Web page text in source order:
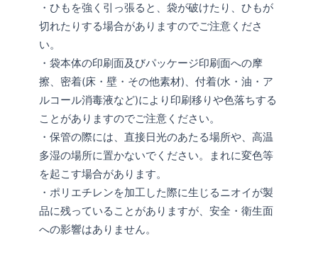
・ひもを強く引っ張ると、袋が破けたり、ひもが
切れたりする場合がありますのでご注意くださ
い。
・袋本体の印刷面及びパッケージ印刷面への摩
擦、密着(床・壁・その他素材)、付着(水・油・ア
ルコール消毒液など)により印刷移りや色落ちする
ことがありますのでご注意ください。
・保管の際には、直接日光のあたる場所や、高温
多湿の場所に置かないでください。まれに変色等
を起こす場合があります。
・ポリエチレンを加工した際に生じるニオイが製
品に残っていることがありますが、安全・衛生面
への影響はありません。